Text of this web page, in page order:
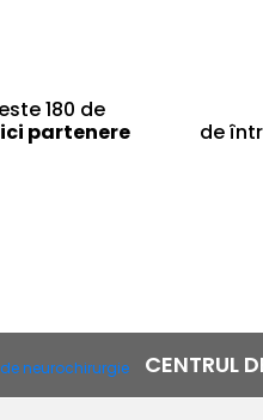
180 de
partenere
de
CENTRUL